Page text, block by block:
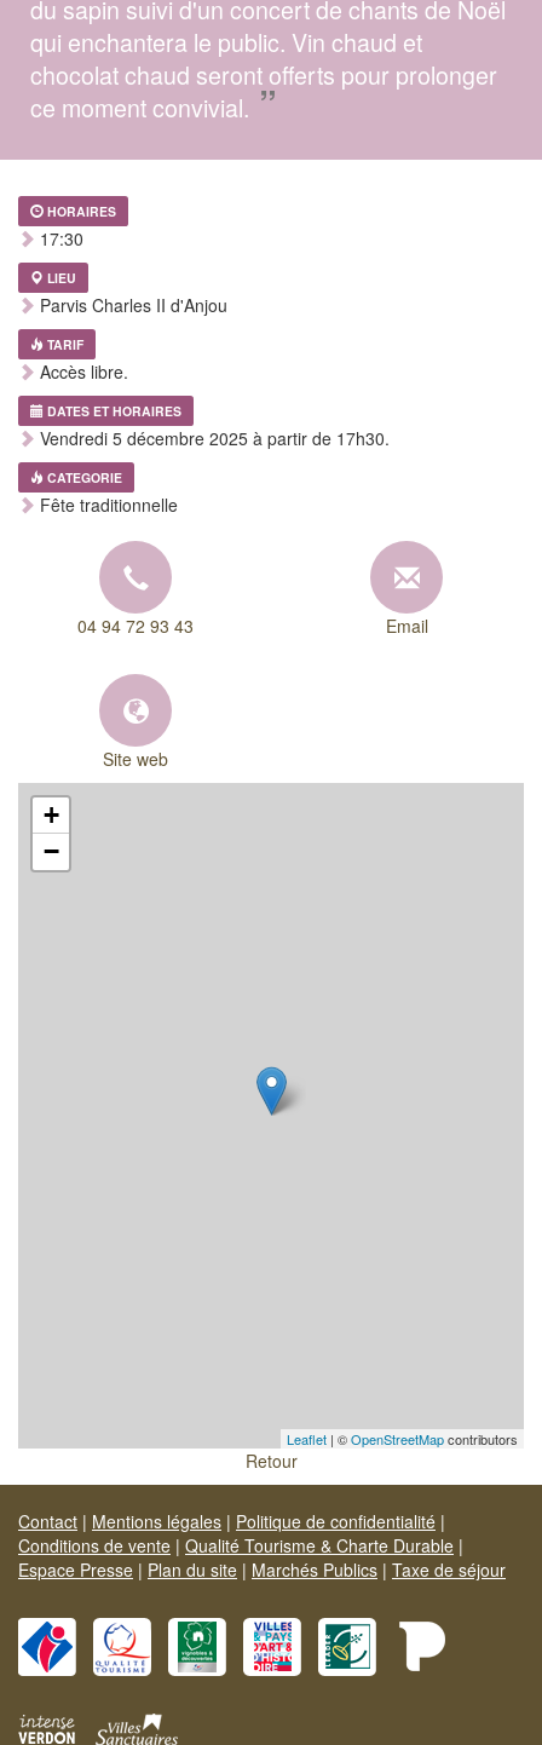
du sapin suivi d'un concert de chants de Noël
qui enchantera le public. Vin chaud et
chocolat chaud seront offerts pour prolonger
ce moment convivial. ”
HORAIRES
17:30
LIEU
Parvis Charles II d'Anjou
TARIF
Accès libre.
DATES ET HORAIRES
Vendredi 5 décembre 2025 à partir de 17h30.
CATEGORIE
Fête traditionnelle
04 94 72 93 43 Email
Site web
+
−
Leaflet | ©OpenStreetMapcontributors
Retour
Contact | Mentions légales | Politique de confidentialité |
Conditions de vente | Qualité Tourisme & Charte Durable |
Espace Presse | Plan du site | Marchés Publics | Taxe de séjour